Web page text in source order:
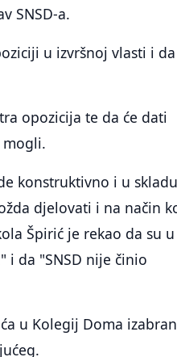
SNSD-a.
u izvršnoj vlasti i da
opozicija te da će dati
konstruktivno i u
djelovati i na način
Špirić je rekao da su u
i da "SNSD nije činio
u Kolegij Doma